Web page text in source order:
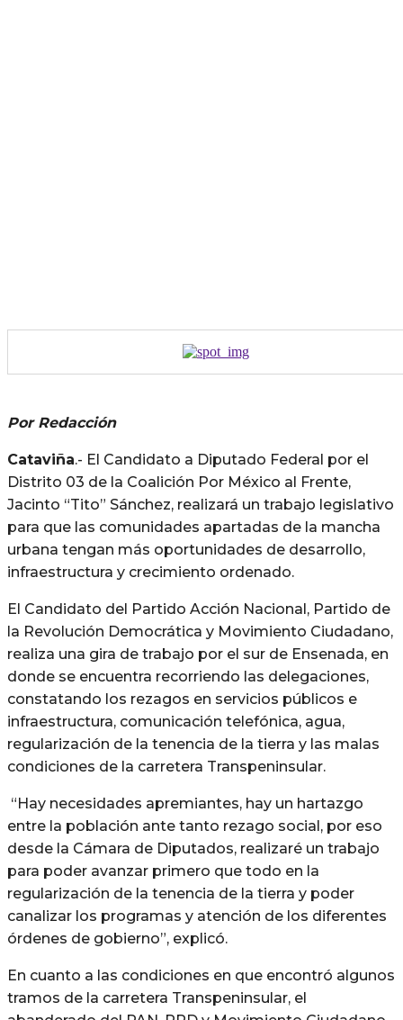
Por Redacción
Cataviña.- El Candidato a Diputado Federal por el
Distrito 03 de la Coalición Por México al Frente,
Jacinto “Tito” Sánchez, realizará un trabajo legislativo
para que las comunidades apartadas de la mancha
urbana tengan más oportunidades de desarrollo,
infraestructura y crecimiento ordenado.
El Candidato del Partido Acción Nacional, Partido de
la Revolución Democrática y Movimiento Ciudadano,
realiza una gira de trabajo por el sur de Ensenada, en
donde se encuentra recorriendo las delegaciones,
constatando los rezagos en servicios públicos e
infraestructura, comunicación telefónica, agua,
regularización de la tenencia de la tierra y las malas
condiciones de la carretera Transpeninsular.
“Hay necesidades apremiantes, hay un hartazgo
entre la población ante tanto rezago social, por eso
desde la Cámara de Diputados, realizaré un trabajo
para poder avanzar primero que todo en la
regularización de la tenencia de la tierra y poder
canalizar los programas y atención de los diferentes
órdenes de gobierno”, explicó.
En cuanto a las condiciones en que encontró algunos
tramos de la carretera Transpeninsular, el